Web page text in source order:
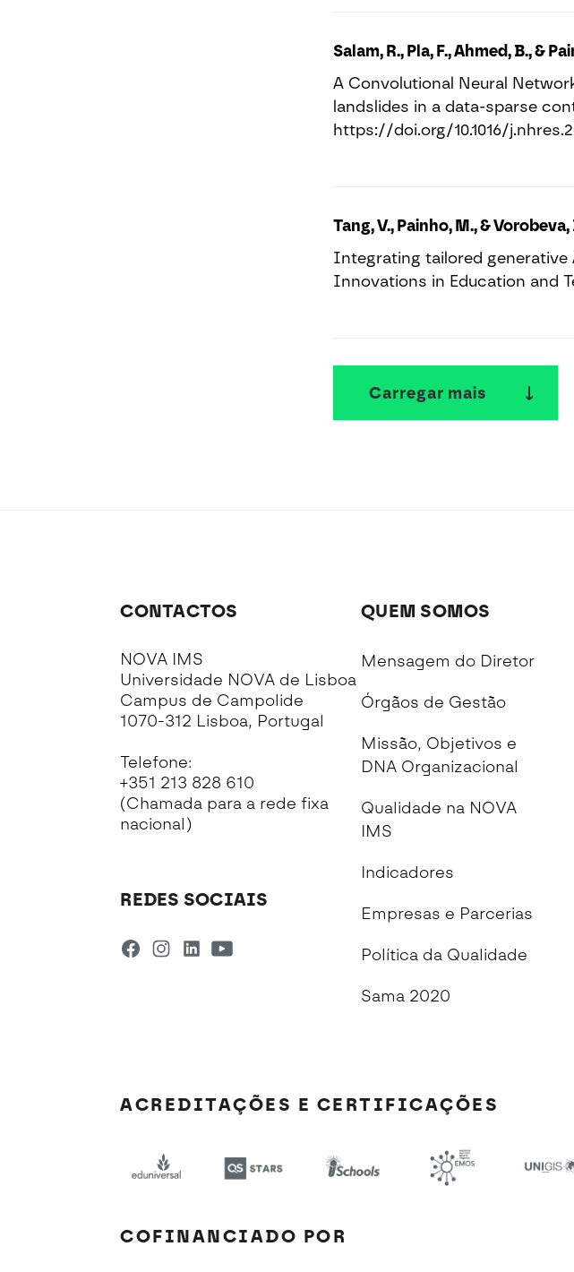
Salam, R., Pla, F., Ahmed, B., &
A Convolutional Neural
landslides in a data-sparse
https://doi.org/10.1016/
Tang, V., Painho, M., &
Integrating tailored
Innovations in Education and
Carregar mais
CONTACTOS
NOVA IMS
Universidade NOVA de Lisboa
Campus de Campolide
1070-312 Lisboa, Portugal
Telefone:
+351 213 828 610
(Chamada para a rede fixa
nacional)
REDES SOCIAIS
QUEM SOMOS
Mensagem do Diretor
Órgãos de Gestão
Missão, Objetivos e
DNA Organizacional
Qualidade na NOVA
IMS
Indicadores
Empresas e Parcerias
Política da Qualidade
Sama 2020
ACREDITAÇÕES E CERTIFICAÇÕES
COFINANCIADO POR